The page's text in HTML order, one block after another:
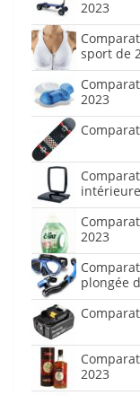
2023
sport de
2023
2023
plongée
2023